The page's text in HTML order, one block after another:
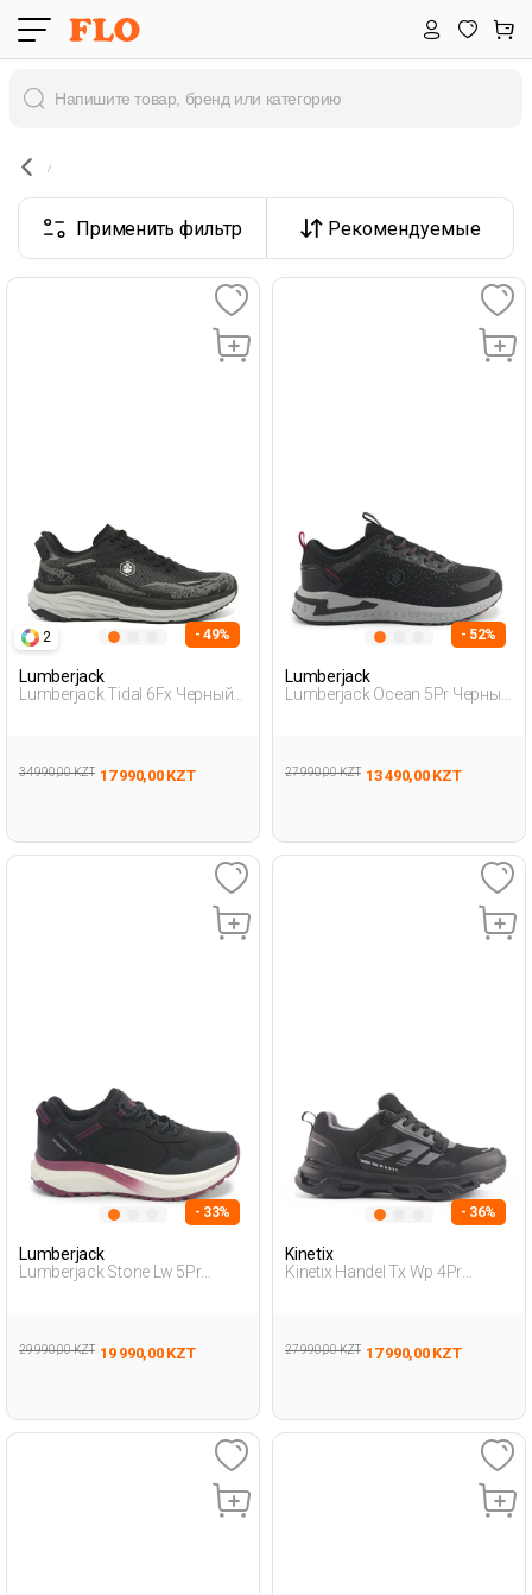
Применить фильтр Рекомендуемые
2 - 49%
Lumberjack
Lumberjack Tidal 6Fx Черный
34 990,00 KZT 17 990,00 KZT
- 52%
Lumberjack
Lumberjack Ocean 5Pr Черный
27 990,00 KZT 13 490,00 KZT
- 33%
Lumberjack
Lumberjack Stone Lw 5Pr
29 990,00 KZT 19 990,00 KZT
- 36%
Kinetix
Kinetix Handel Tx Wp 4Pr
27 990,00 KZT 17 990,00 KZT